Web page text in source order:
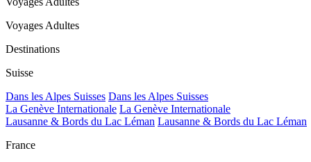
Voyages Adultes
Destinations
Suisse
Dans les Alpes Suisses Dans les Alpes Suisses
La Genève Internationale La Genève Internationale
Lausanne & Bords du Lac Léman Lausanne & Bords du Lac Léman
France